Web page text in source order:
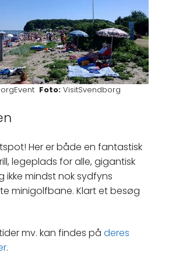
Foto:VisitSvendborg
Her er både en fantastisk
legeplads for alle, gigantisk
mindst nok sydfyns
minigolfbane. Klart et besøg
mv. kan findes på deres
.